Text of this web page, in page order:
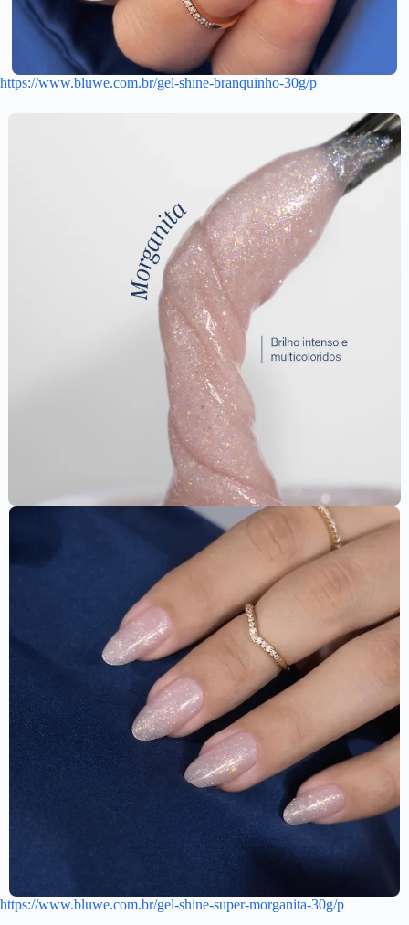
https://www.bluwe.com.br/gel-shine-branquinho-30g/p
https://www.bluwe.com.br/gel-shine-super-morganita-30g/p